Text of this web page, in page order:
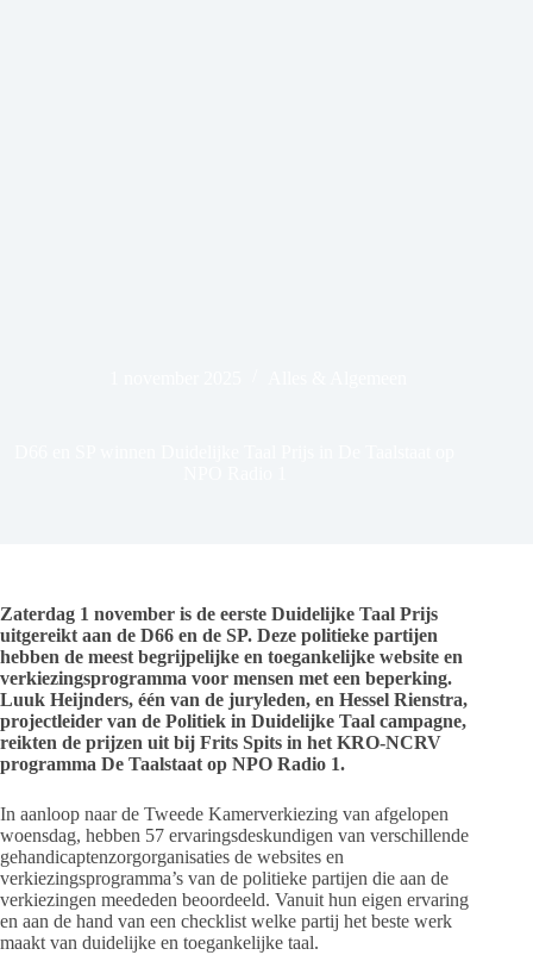
Zaterdag 1 november is de eerste Duidelijke Taal Prijs
uitgereikt aan de D66 en de SP. Deze politieke partijen
hebben de meest begrijpelijke en toegankelijke website en
verkiezingsprogramma voor mensen met een beperking.
Luuk Heijnders, één van de juryleden, en Hessel Rienstra,
projectleider van de Politiek in Duidelijke Taal campagne,
reikten de prijzen uit bij Frits Spits in het KRO-NCRV
programma De Taalstaat op NPO Radio 1.
In aanloop naar de Tweede Kamerverkiezing van afgelopen
woensdag, hebben 57 ervaringsdeskundigen van verschillende
gehandicaptenzorgorganisaties de websites en
verkiezingsprogramma’s van de politieke partijen die aan de
verkiezingen meededen beoordeeld. Vanuit hun eigen ervaring
en aan de hand van een checklist welke partij het beste werk
maakt van duidelijke en toegankelijke taal.